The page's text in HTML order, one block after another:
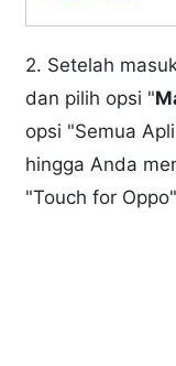
2. Setelah
dan pilih opsi "
opsi "Semua
hingga Anda
"Touch for